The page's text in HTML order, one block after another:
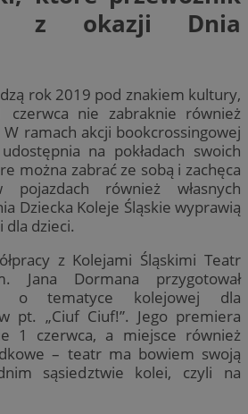
z okazji Dnia
rok 2019 pod znakiem kultury,
nie zabraknie również
ramach akcji bookcrossingowej
na pokładach swoich
można zabrać ze sobą i zachęca
pojazdach również własnych
Dziecka Koleje Śląskie wyprawią
dla dzieci.
z Kolejami Śląskimi Teatr
Jana Dormana przygotował
o tematyce kolejowej dla
pt. „Ciuf Ciuf!”. Jego premiera
1 czerwca, a miejsce również
– teatr ma bowiem swoją
sąsiedztwie kolei, czyli na